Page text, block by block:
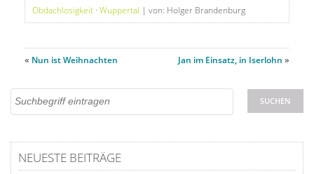
Obdachlosigkeit · Wuppertal | von: Holger Brandenburg
« Nun ist Weihnachten Jan im Einsatz, in Iserlohn »
NEUESTE BEITRÄGE